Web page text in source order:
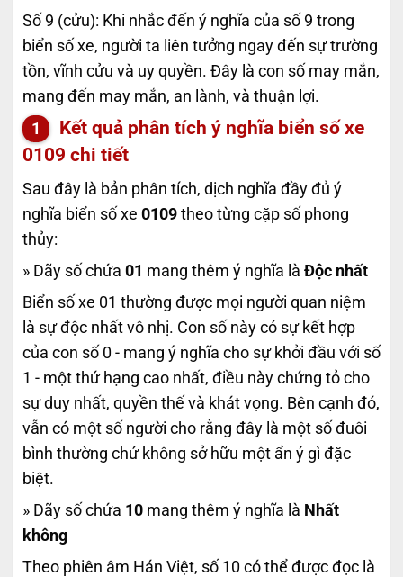
Số 9 (cửu): Khi nhắc đến ý nghĩa của số 9 trong
biển số xe, người ta liên tưởng ngay đến sự trường
tồn, vĩnh cửu và uy quyền. Đây là con số may mắn,
mang đến may mắn, an lành, và thuận lợi.
Kết quả phân tích ý nghĩa biển số xe
0109 chi tiết
Sau đây là bản phân tích, dịch nghĩa đầy đủ ý
nghĩa biển số xe 0109 theo từng cặp số phong
thủy:
» Dãy số chứa 01 mang thêm ý nghĩa là Độc nhất
Biển số xe 01 thường được mọi người quan niệm
là sự độc nhất vô nhị. Con số này có sự kết hợp
của con số 0 - mang ý nghĩa cho sự khởi đầu với số
1 - một thứ hạng cao nhất, điều này chứng tỏ cho
sự duy nhất, quyền thế và khát vọng. Bên cạnh đó,
vẫn có một số người cho rằng đây là một số đuôi
bình thường chứ không sở hữu một ẩn ý gì đặc
biệt.
» Dãy số chứa 10 mang thêm ý nghĩa là Nhất
không
Theo phiên âm Hán Việt, số 10 có thể được đọc là